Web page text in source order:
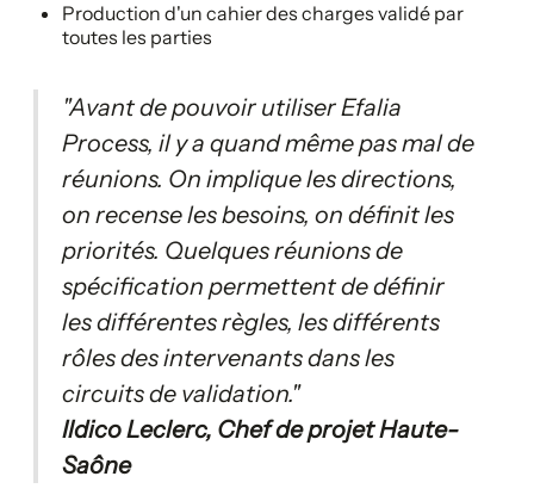
Production d'un cahier des charges validé par
toutes les parties
"Avant de pouvoir utiliser Efalia
Process, il y a quand même pas mal de
réunions. On implique les directions,
on recense les besoins, on définit les
priorités. Quelques réunions de
spécification permettent de définir
les différentes règles, les différents
rôles des intervenants dans les
circuits de validation."
Ildico Leclerc, Chef de projet Haute-
Saône